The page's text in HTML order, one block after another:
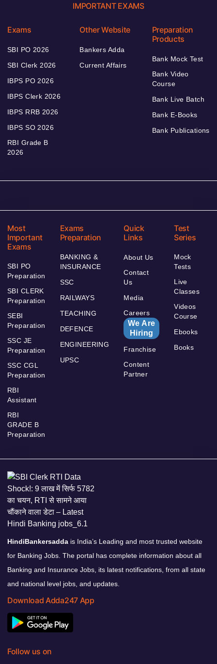
IMPORTANT EXAMS
Exams
SBI PO 2026
SBI Clerk 2026
IBPS PO 2026
IBPS Clerk 2026
IBPS RRB 2026
IBPS SO 2026
RBI Grade B
2026
Other Website
Bankers Adda
Current Affairs
Preparation
Products
Bank Mock Test
Bank Video
Course
Bank Live Batch
Bank E-Books
Bank Publications
Most
Important
Exams
SBI PO
Preparation
SBI CLERK
Preparation
SEBI
Preparation
SSC JE
Preparation
SSC CGL
Preparation
RBI
Assistant
RBI
GRADE B
Preparation
Exams
Preparation
BANKING &
INSURANCE
SSC
RAILWAYS
TEACHING
DEFENCE
ENGINEERING
UPSC
Quick
Links
About Us
Contact
Us
Media
Careers
We Are
Hiring
Franchise
Content
Partner
Test
Series
Mock
Tests
Live
Classes
Videos
Course
Ebooks
Books
HindiBankersadda is India’s Leading and most trusted website
for Banking Jobs. The portal has complete information about all
Banking and Insurance Jobs, its latest notifications, from all state
and national level jobs, and updates.
Download Adda247 App
Follow us on